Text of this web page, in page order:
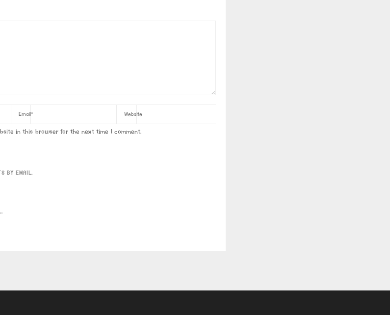
in this browser for the next time I comment.
BY EMAIL.